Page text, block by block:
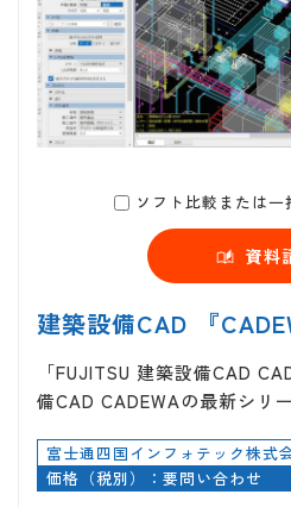
ソフト比較または一
資料
建築設備CAD 『
「FUJITSU 建築設備CAD
備CAD CADEWAの最新シリ
富士通四国インフォテック株式
価格（税別）：要問い合わせ